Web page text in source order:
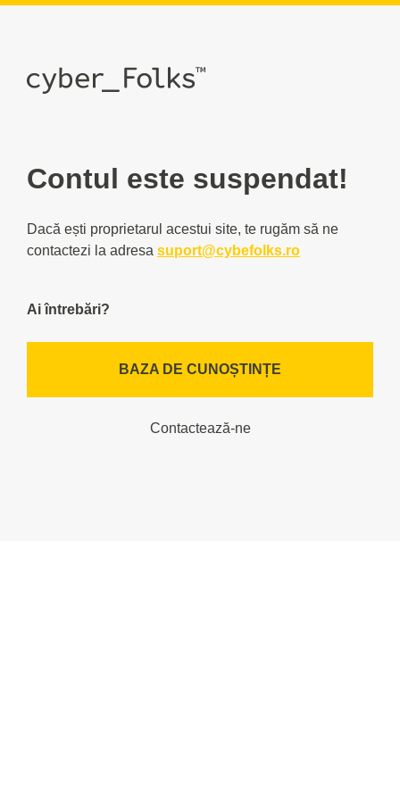
Contul este suspendat!
Dacă ești proprietarul acestui site, te rugăm să ne
contactezi la adresa suport@cybefolks.ro
Ai întrebări?
BAZA DE CUNOȘTINȚE
Contactează-ne